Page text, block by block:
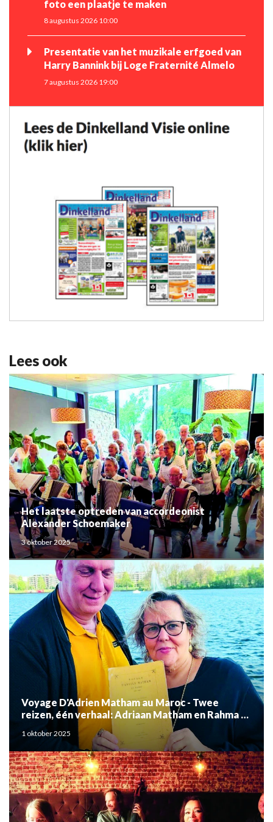
foto een plaatje te maken
8 augustus 2026 10:00
Presentatie van het muzikale erfgoed van
Harry Bannink bij Loge Fraternité Almelo
7 augustus 2026 19:00
Lees ook
Het laatste optreden van accordeonist
Alexander Schoemaker
3 oktober 2025
Voyage D'Adrien Matham au Maroc - Twee
reizen, één verhaal: Adriaan Matham en Rahma el
Mouden
1 oktober 2025